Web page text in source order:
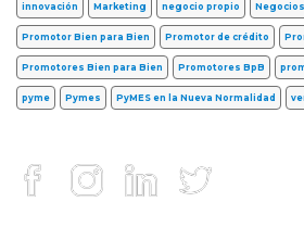
innovación Marketing negocio propio Negocios
Promotor Bien para Bien Promotor de crédito
Promotores Bien para Bien Promotores BpB
pyme Pymes PyMES en la Nueva Normalidad